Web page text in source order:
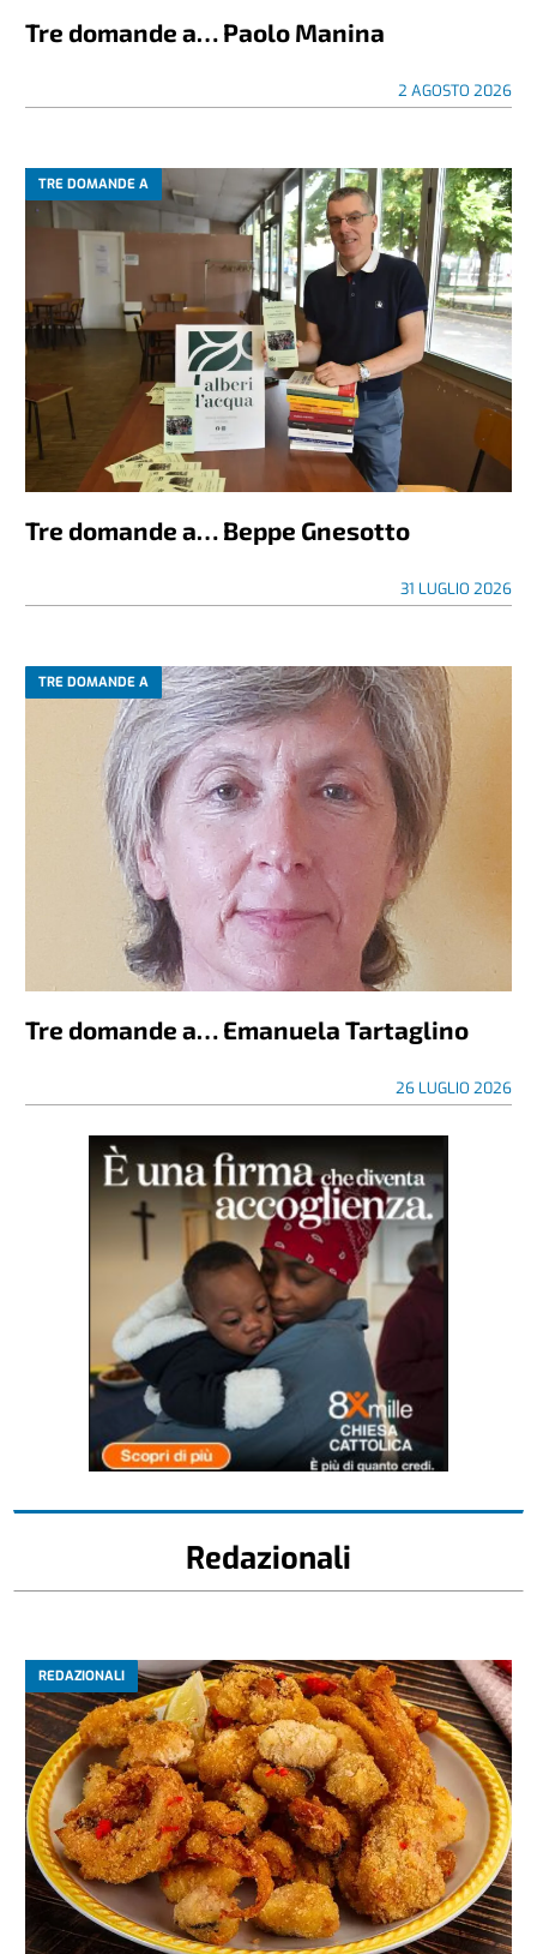
Tre domande a… Paolo Manina
2 AGOSTO 2026
TRE DOMANDE A
Tre domande a… Beppe Gnesotto
31 LUGLIO 2026
TRE DOMANDE A
Tre domande a… Emanuela Tartaglino
26 LUGLIO 2026
Redazionali
REDAZIONALI